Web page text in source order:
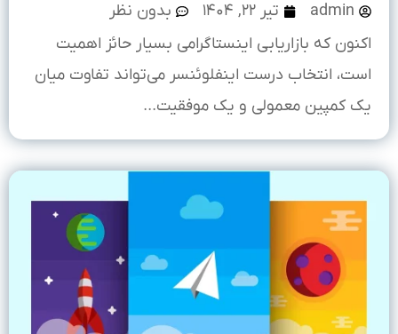
admin تیر ۲۲, ۱۴۰۴
بدون نظر
اکنون که بازاریابی اینستاگرامی بسیار حائز اهمیت
است، انتخاب درست اینفلوئنسر می‌تواند تفاوت میان
یک کمپین معمولی و یک موفقیت...